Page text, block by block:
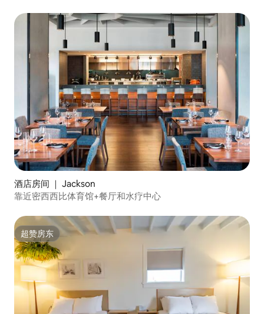
酒店房间 ｜ Jackson
靠近密西西比体育馆+餐厅和水疗中心
超赞房东
超赞房东